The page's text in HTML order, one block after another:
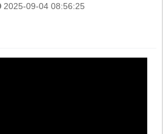
2025-09-04 08:56:25